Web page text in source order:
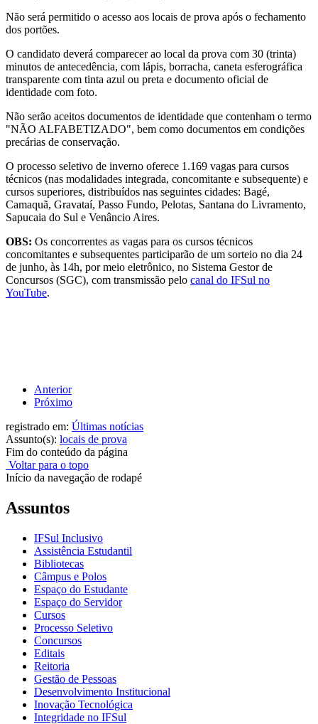
Não será permitido o acesso aos locais de prova após o fechamento
dos portões.
O candidato deverá comparecer ao local da prova com 30 (trinta)
minutos de antecedência, com lápis, borracha, caneta esferográfica
transparente com tinta azul ou preta e documento oficial de
identidade com foto.
Não serão aceitos documentos de identidade que contenham o termo
"NÃO ALFABETIZADO", bem como documentos em condições
precárias de conservação.
O processo seletivo de inverno oferece 1.169 vagas para cursos
técnicos (nas modalidades integrada, concomitante e subsequente) e
cursos superiores, distribuídos nas seguintes cidades: Bagé,
Camaquã, Gravataí, Passo Fundo, Pelotas, Santana do Livramento,
Sapucaia do Sul e Venâncio Aires.
OBS: Os concorrentes as vagas para os cursos técnicos
concomitantes e subsequentes participarão de um sorteio no dia 24
de junho, às 14h, por meio eletrônico, no Sistema Gestor de
Concursos (SGC), com transmissão pelo canal do IFSul no
YouTube.
Anterior
Próximo
registrado em: Últimas notícias
Assunto(s): locais de prova
Fim do conteúdo da página
Voltar para o topo
Início da navegação de rodapé
Assuntos
IFSul Inclusivo
Assistência Estudantil
Bibliotecas
Câmpus e Polos
Espaço do Estudante
Espaço do Servidor
Cursos
Processo Seletivo
Concursos
Editais
Reitoria
Gestão de Pessoas
Desenvolvimento Institucional
Inovação Tecnológica
Integridade no IFSul